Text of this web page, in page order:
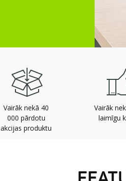
Vairāk nekā 40
000 pārdotu
akcijas produktu
Vairāk
laimīgu